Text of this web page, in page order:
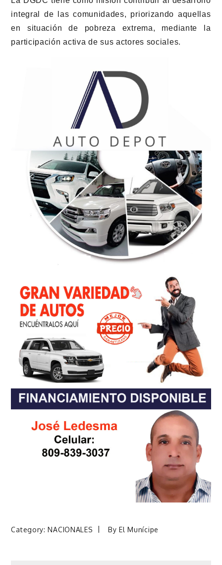
integral de las comunidades, priorizando aquellas
en situación de pobreza extrema, mediante la
participación activa de sus actores sociales.
Category:NACIONALES ByEl Munícipe